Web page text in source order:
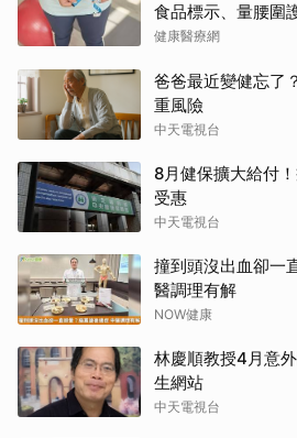
食品標示、量腰圍
健康醫療網
爸爸最近變健忘了
重風險
中天電視台
8月健保擴大給付
受惠
中天電視台
撞到頭沒出血卻一
醫調理有解
NOW健康
林慶順教授4月意
生網站
中天電視台